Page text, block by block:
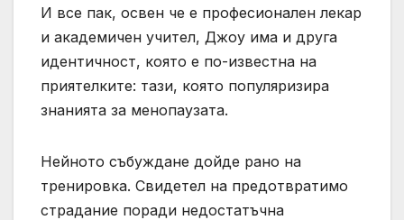
И все пак, освен че е професионален лекар
и академичен учител, Джоу има и друга
идентичност, която е по-известна на
приятелките: тази, която популяризира
знанията за менопаузата.
Нейното събуждане дойде рано на
тренировка. Свидетел на предотвратимо
страдание поради недостатъчна